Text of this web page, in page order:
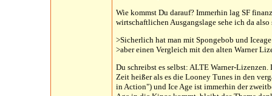
Wie kommst Du darauf? Immerhin lag SF
wirtschaftlichen Ausgangslage sehe ich da
>Sicherlich hat man mit Spongebob und
>aber einen Vergleich mit den alten Warner
Du schreibst es selbst: ALTE Warner-
Zeit heißer als es die Looney Tunes in den
in Action") und Ice Age ist immerhin der